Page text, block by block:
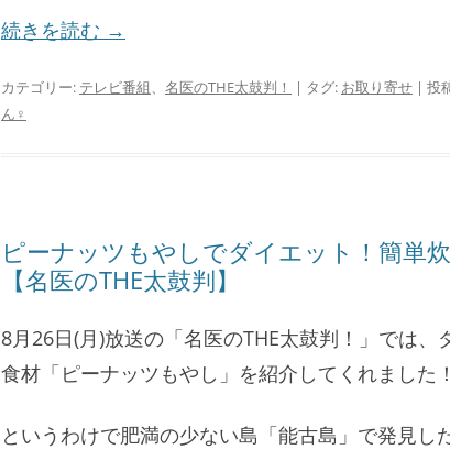
続きを読む →
カテゴリー: テレビ番組、 名医のTHE太鼓判！ | タグ: お取り寄せ | 投
ん♀
ピーナッツもやしでダイエット！簡単
【名医のTHE太鼓判】
8月26日(月)放送の「名医のTHE太鼓判！」では、
食材「ピーナッツもやし」を紹介してくれました！
というわけで肥満の少ない島「能古島」で発見し